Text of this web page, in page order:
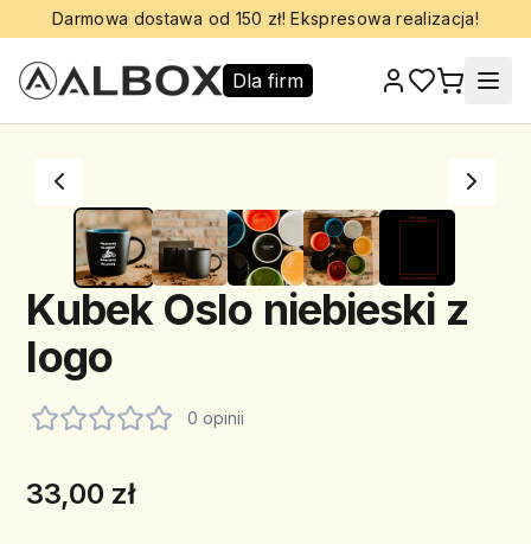
Darmowa dostawa od 150 zł! Ekspresowa realizacja!
Dla firm
Kubek Oslo niebieski z
logo
0 opinii
33,00 zł